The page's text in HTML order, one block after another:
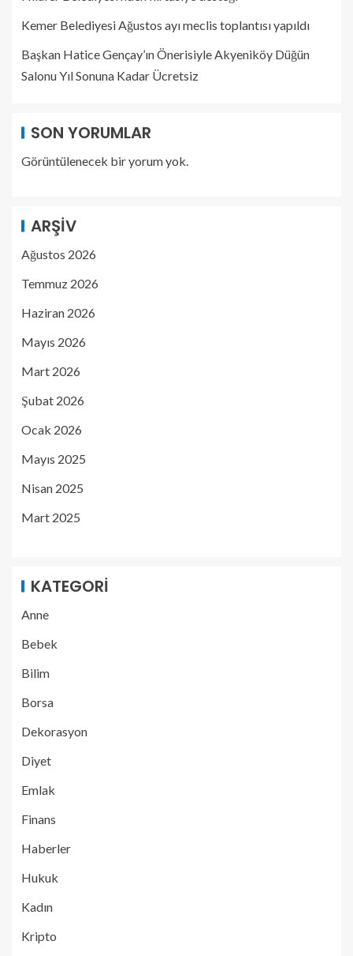
Kemer Belediyesi Ağustos ayı meclis toplantısı yapıldı
Başkan Hatice Gençay’ın Önerisiyle Akyeniköy Düğün
Salonu Yıl Sonuna Kadar Ücretsiz
SON YORUMLAR
Görüntülenecek bir yorum yok.
ARŞIV
Ağustos 2026
Temmuz 2026
Haziran 2026
Mayıs 2026
Mart 2026
Şubat 2026
Ocak 2026
Mayıs 2025
Nisan 2025
Mart 2025
KATEGORI
Anne
Bebek
Bilim
Borsa
Dekorasyon
Diyet
Emlak
Finans
Haberler
Hukuk
Kadın
Kripto